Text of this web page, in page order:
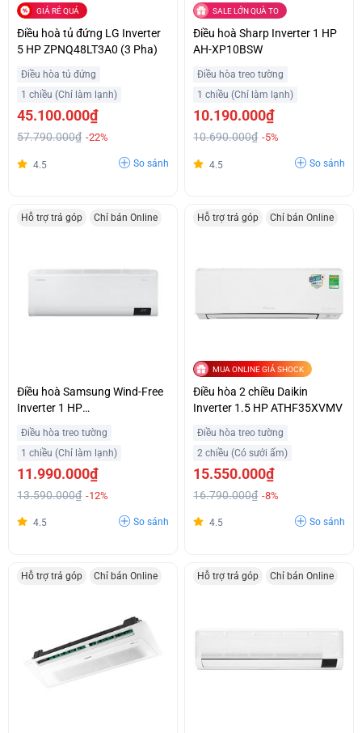
GIÁ RẺ QUÁ
Điều hoà tủ đứng LG Inverter
5 HP ZPNQ48LT3A0 (3 Pha)
Điều hòa tủ đứng
1 chiều (Chỉ làm lạnh)
45.100.000₫
57.790.000₫ -22%
4.5 So sánh
SALE LỚN QUÀ TO
Điều hoà Sharp Inverter 1 HP
AH-XP10BSW
Điều hòa treo tường
1 chiều (Chỉ làm lạnh)
10.190.000₫
10.690.000₫ -5%
4.5 So sánh
Hỗ trợ trả góp Chỉ bán Online
Điều hoà Samsung Wind-Free
Inverter 1 HP
Điều hòa treo tường
1 chiều (Chỉ làm lạnh)
11.990.000₫
13.590.000₫ -12%
4.5 So sánh
Hỗ trợ trả góp Chỉ bán Online
MUA ONLINE GIÁ SHOCK
Điều hòa 2 chiều Daikin
Inverter 1.5 HP ATHF35XVMV
Điều hòa treo tường
2 chiều (Có sưởi ấm)
15.550.000₫
16.790.000₫ -8%
4.5 So sánh
Hỗ trợ trả góp Chỉ bán Online Hỗ trợ trả góp Chỉ bán Online